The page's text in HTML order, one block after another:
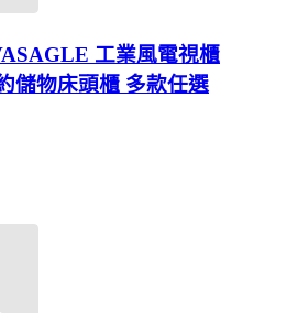
工業風電視櫃
儲物床頭櫃 多款任選